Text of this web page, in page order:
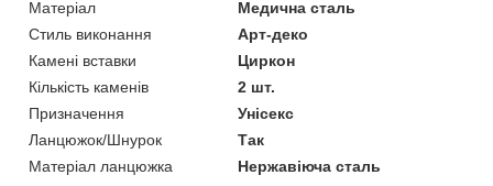
Матеріал
Медична сталь
Стиль виконання
Арт-деко
Камені вставки
Циркон
Кількість каменів
2 шт.
Призначення
Унісекс
Ланцюжок/Шнурок
Так
Матеріал ланцюжка
Нержавіюча сталь